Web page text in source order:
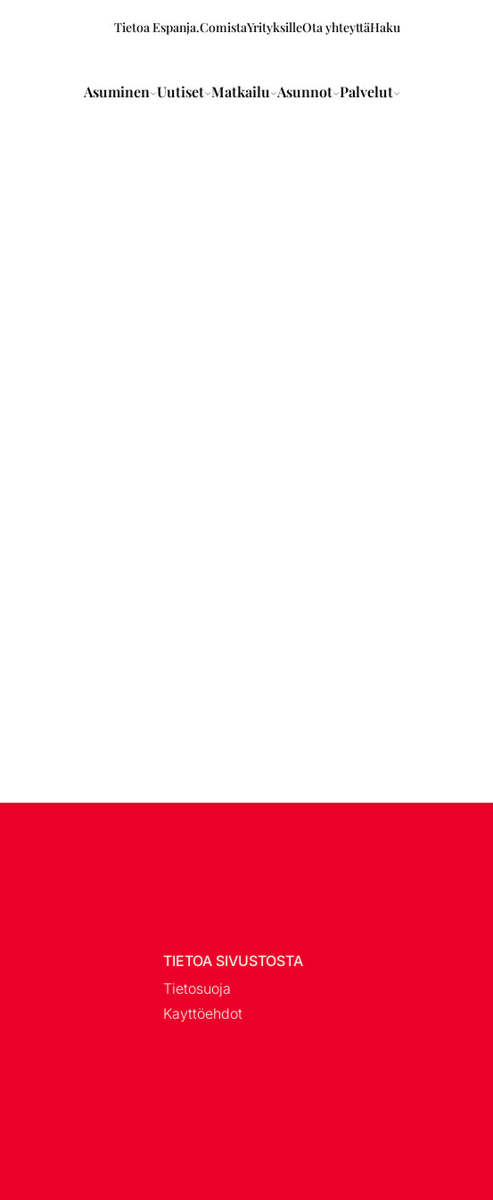
Tietoa Espanja.ComistaYrityksilleOta yhteyttäHaku
Asuminen Uutiset Matkailu Asunnot Palvelut
TIETOA SIVUSTOSTA
Tietosuoja
Kayttöehdot